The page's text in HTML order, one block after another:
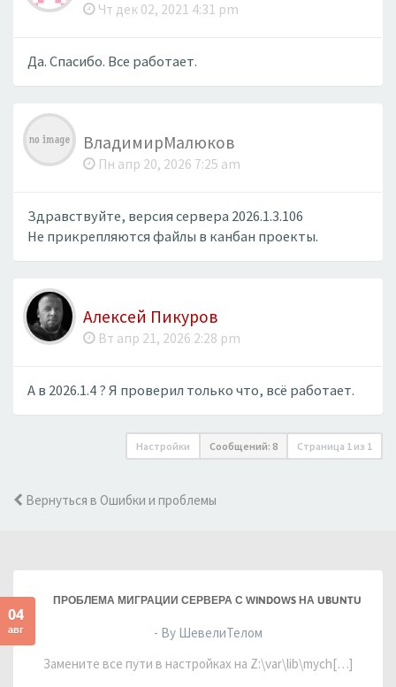
Чт дек 02, 2021 4:31 pm
Да. Спасибо. Все работает.
ВладимирМалюков
Пн апр 20, 2026 7:25 am
Здравствуйте, версия сервера 2026.1.3.106
Не прикрепляются файлы в канбан проекты.
Алексей Пикуров
Вт апр 21, 2026 2:28 pm
А в 2026.1.4 ? Я проверил только что, всё работает.
Настройки Сообщений: 8 Страница 1 из 1
Вернуться в Ошибки и проблемы
04
авг
ПРОБЛЕМА МИГРАЦИИ СЕРВЕРА С WINDOWS НА UBUNTU
- By ШевелиТелом
Замените все пути в настройках на Z:\var\lib\mych[…]